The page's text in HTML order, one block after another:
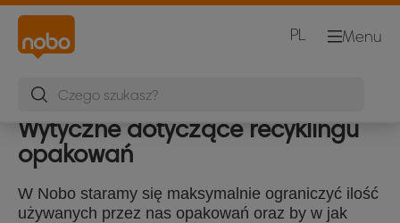
Menu
PL
Wytyczne dotyczące recyklingu
opakowań
W Nobo staramy się maksymalnie ograniczyć ilość
używanych przez nas opakowań oraz by w jak